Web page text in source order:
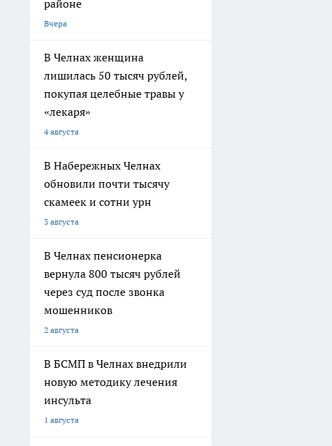
районе
Вчера
В Челнах женщина
лишилась 50 тысяч рублей,
покупая целебные травы у
«лекаря»
4 августа
В Набережных Челнах
обновили почти тысячу
скамеек и сотни урн
3 августа
В Челнах пенсионерка
вернула 800 тысяч рублей
через суд после звонка
мошенников
2 августа
В БСМП в Челнах внедрили
новую методику лечения
инсульта
1 августа